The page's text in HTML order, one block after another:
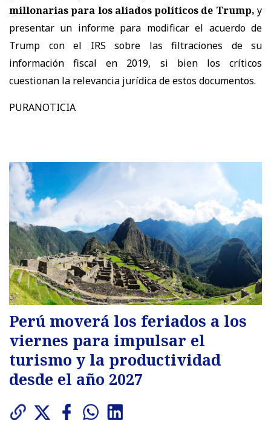
millonarias para los aliados políticos de Trump, y
presentar un informe para modificar el acuerdo de
Trump con el IRS sobre las filtraciones de su
información fiscal en 2019, si bien los críticos
cuestionan la relevancia jurídica de estos documentos.
PURANOTICIA
Perú moverá los feriados a los
viernes para impulsar el
turismo y la productividad
desde el año 2027